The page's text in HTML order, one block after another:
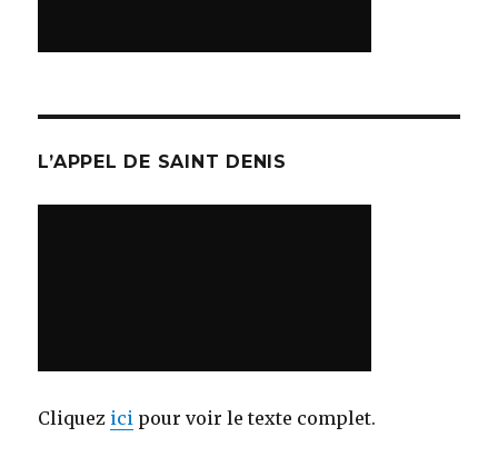
L’APPEL DE SAINT DENIS
Cliquez ici pour voir le texte complet.